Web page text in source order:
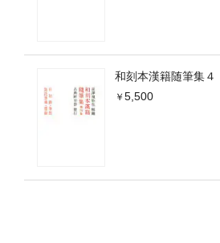
和刻本漢籍随筆集４
5,500